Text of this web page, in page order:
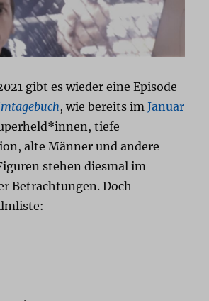
gibt es wieder eine Episode
, wie bereits imJanuar
tiefe
alte Männer und andere
stehen diesmal im
Betrachtungen. Doch